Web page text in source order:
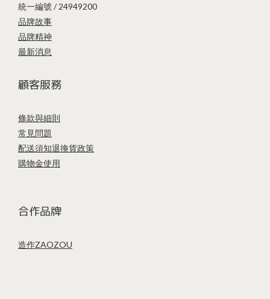
統一編號 / 24949200
品牌故事
品牌精神
最新消息
顧客服務
條款與細則
常見問題
配送須知退換貨政策
購物金使用
合作品牌
造作ZAOZOU